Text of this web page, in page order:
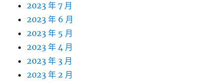
2023 年 7 月
2023 年 6 月
2023 年 5 月
2023 年 4 月
2023 年 3 月
2023 年 2 月